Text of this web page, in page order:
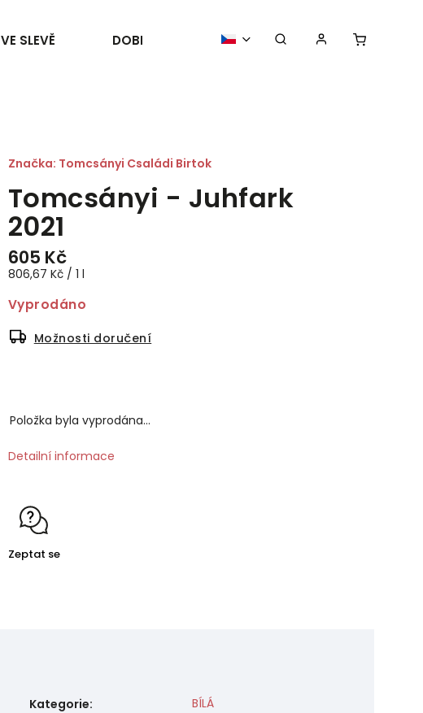
VE SLEVĚ DOBROTY POŘÁDÁME
Tomcsányi - Juhfark
2021
605 Kč
806,67 Kč / 1 l
Vyprodáno
Možnosti doručení
Značka: Tomcsányi Családi Birtok
Položka byla vyprodána…
Detailní informace
Zeptat se
Kategorie:
BÍLÁ